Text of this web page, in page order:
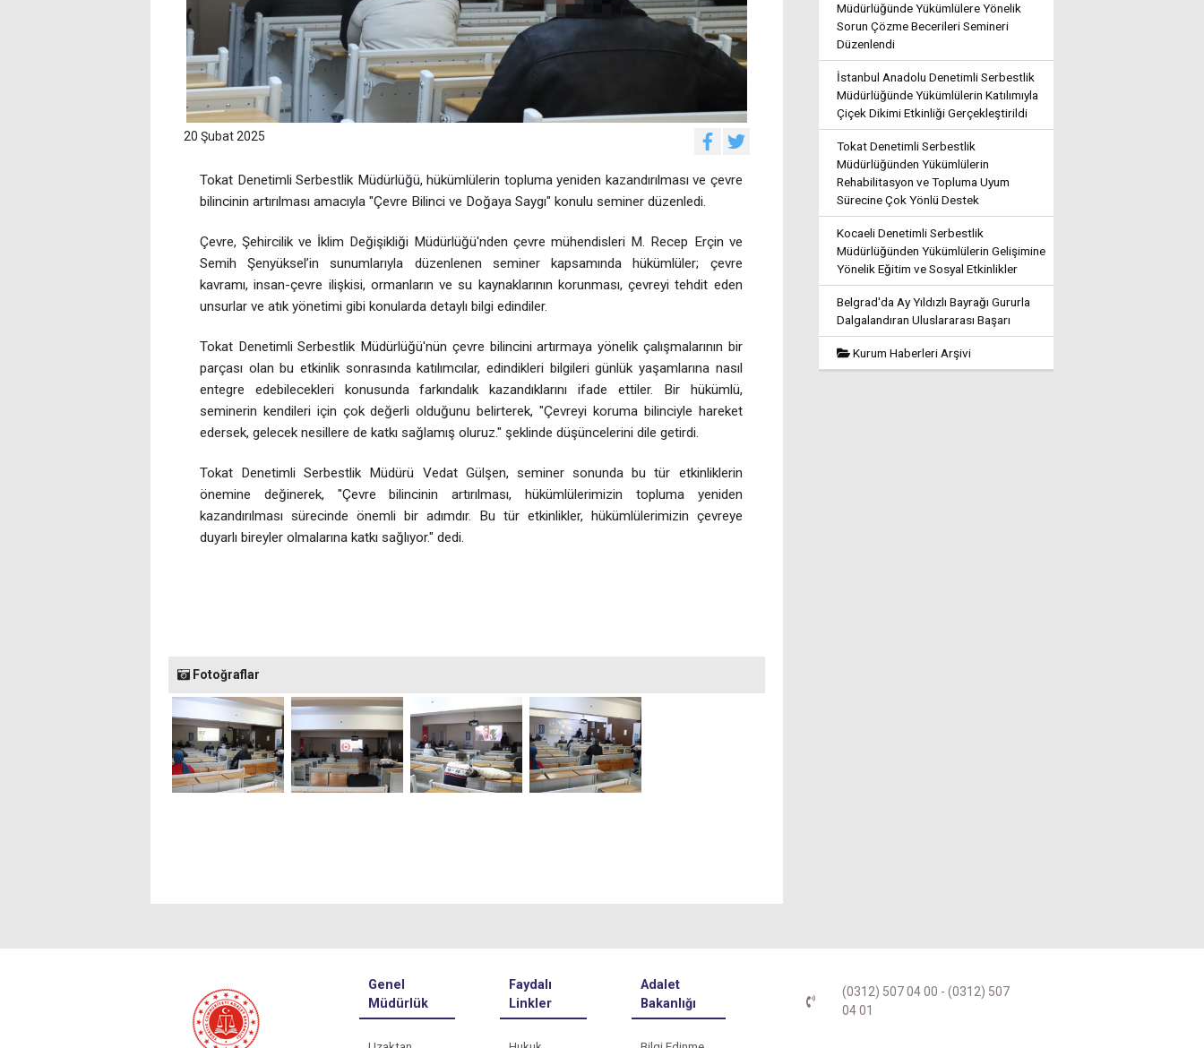
20 Şubat 2025
Tokat Denetimli Serbestlik Müdürlüğü, hükümlülerin topluma yeniden kazandırılması ve çevre
bilincinin artırılması amacıyla "Çevre Bilinci ve Doğaya Saygı" konulu seminer düzenledi.
Çevre, Şehircilik ve İklim Değişikliği Müdürlüğü'nden çevre mühendisleri M. Recep Erçin ve
Semih Şenyüksel’in sunumlarıyla düzenlenen seminer kapsamında hükümlüler; çevre
kavramı, insan-çevre ilişkisi, ormanların ve su kaynaklarının korunması, çevreyi tehdit eden
unsurlar ve atık yönetimi gibi konularda detaylı bilgi edindiler.
Tokat Denetimli Serbestlik Müdürlüğü'nün çevre bilincini artırmaya yönelik çalışmalarının bir
parçası olan bu etkinlik sonrasında katılımcılar, edindikleri bilgileri günlük yaşamlarına nasıl
entegre edebilecekleri konusunda farkındalık kazandıklarını ifade ettiler. Bir hükümlü,
seminerin kendileri için çok değerli olduğunu belirterek, "Çevreyi koruma bilinciyle hareket
edersek, gelecek nesillere de katkı sağlamış oluruz." şeklinde düşüncelerini dile getirdi.
Tokat Denetimli Serbestlik Müdürü Vedat Gülşen, seminer sonunda bu tür etkinliklerin
önemine değinerek, "Çevre bilincinin artırılması, hükümlülerimizin topluma yeniden
kazandırılması sürecinde önemli bir adımdır. Bu tür etkinlikler, hükümlülerimizin çevreye
duyarlı bireyler olmalarına katkı sağlıyor." dedi.
Fotoğraflar
Müdürlüğünde Yükümlülere Yönelik
Sorun Çözme Becerileri Semineri
Düzenlendi
İstanbul Anadolu Denetimli Serbestlik
Müdürlüğünde Yükümlülerin Katılımıyla
Çiçek Dikimi Etkinliği Gerçekleştirildi
Tokat Denetimli Serbestlik
Müdürlüğünden Yükümlülerin
Rehabilitasyon ve Topluma Uyum
Sürecine Çok Yönlü Destek
Kocaeli Denetimli Serbestlik
Müdürlüğünden Yükümlülerin Gelişimine
Yönelik Eğitim ve Sosyal Etkinlikler
Belgrad'da Ay Yıldızlı Bayrağı Gururla
Dalgalandıran Uluslararası Başarı
Kurum Haberleri Arşivi
Genel
Müdürlük
Faydalı
Linkler
Adalet
Bakanlığı
(0312) 507 04 00 - (0312) 507
04 01